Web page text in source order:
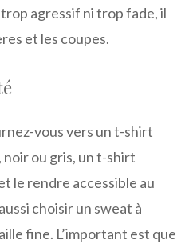
agressif ni trop fade, il
et les coupes.
vous vers un t-shirt
noir ou gris, un t-shirt
le rendre accessible au
choisir un sweat à
fine. L’important est que